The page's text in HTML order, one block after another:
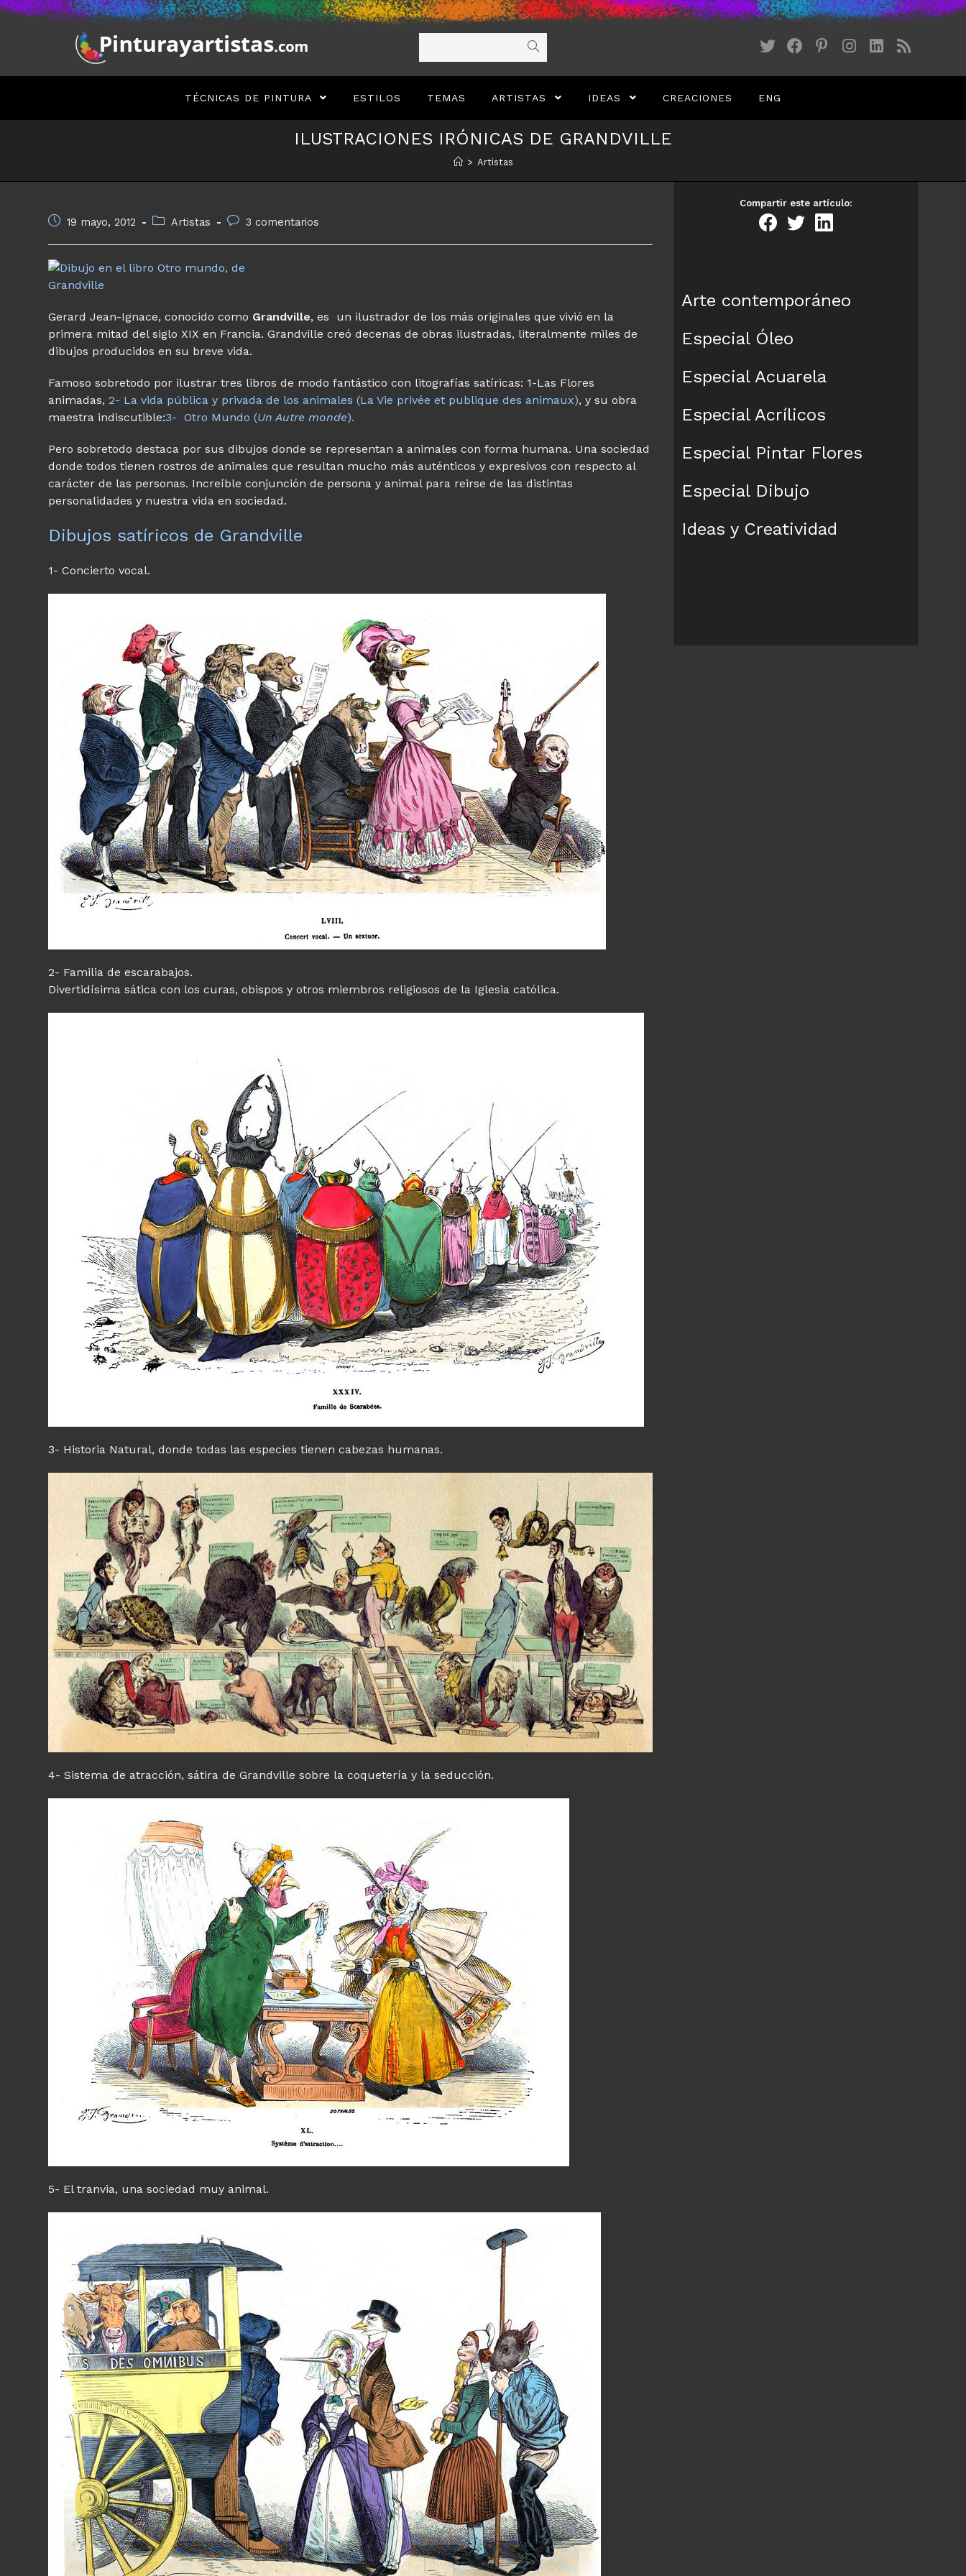
Saltar
TÉCNICAS DE PINTURA ESTILOS TEMAS ARTISTAS IDEAS CREACIONES ENG
ILUSTRACIONES IRÓNICAS DE GRANDVILLE
> Artistas
Publicación
entrada:
19 mayo, 2012
Categoría
entrada:
Artistas
Comentarios
entrada:
3 comentarios
Gerard Jean-Ignace, conocido como Grandville, es un ilustrador de los más originales que vivió en la
primera mitad del siglo XIX en Francia. Grandville creó decenas de obras ilustradas, literalmente miles de
dibujos producidos en su breve vida.
Famoso sobretodo por ilustrar tres libros de modo fantástico con litografías satíricas: 1-Las Flores
animadas,2- La vida pública y privada de los animales (La Vie privée et publique des animaux), y su obra
maestra indiscutible:3- Otro Mundo (Un Autre monde).
Pero sobretodo destaca por sus dibujos donde se representan a animales con forma humana. Una sociedad
donde todos tienen rostros de animales que resultan mucho más auténticos y expresivos con respecto al
carácter de las personas. Increíble conjunción de persona y animal para reirse de las distintas
personalidades y nuestra vida en sociedad.
Dibujos satíricos de Grandville
1- Concierto vocal.
2- Familia de escarabajos.
Divertidísima sática con los curas, obispos y otros miembros religiosos de la Iglesia católica.
3- Historia Natural, donde todas las especies tienen cabezas humanas.
4- Sistema de atracción, sátira de Grandville sobre la coquetería y la seducción.
5- El tranvia, una sociedad muy animal.
Compartir este artículo:
Arte contemporáneo
Especial Óleo
Especial Acuarela
Especial Acrílicos
Especial Pintar Flores
Especial Dibujo
Ideas y Creatividad